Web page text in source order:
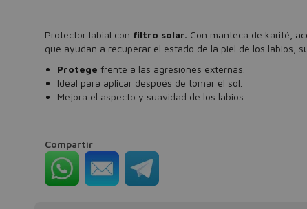
Protector labial con filtro solar. Con manteca de karité,
que ayudan a recuperar el estado de la piel de los labios,
Protege frente a las agresiones externas.
Ideal para aplicar después de tomar el sol.
Mejora el aspecto y suavidad de los labios.
Compartir